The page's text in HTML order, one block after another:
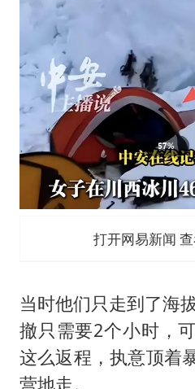
打开网易新闻
当时他们只走到了海
撤只需要2个小时，
这么返程，执意顶着
营地走。